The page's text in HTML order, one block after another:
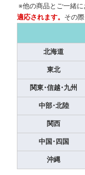
※他の商品とご一緒
適応されます。 その際
北海道
東北
関東･信越･九州
中部･北陸
関西
中国･四国
沖縄